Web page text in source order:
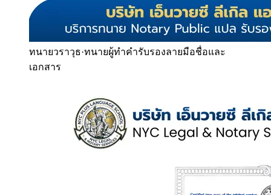
ทนายวราวุธ·ทนายผู้ทำคำรับรองลายมือชื่อและ
เอกสาร